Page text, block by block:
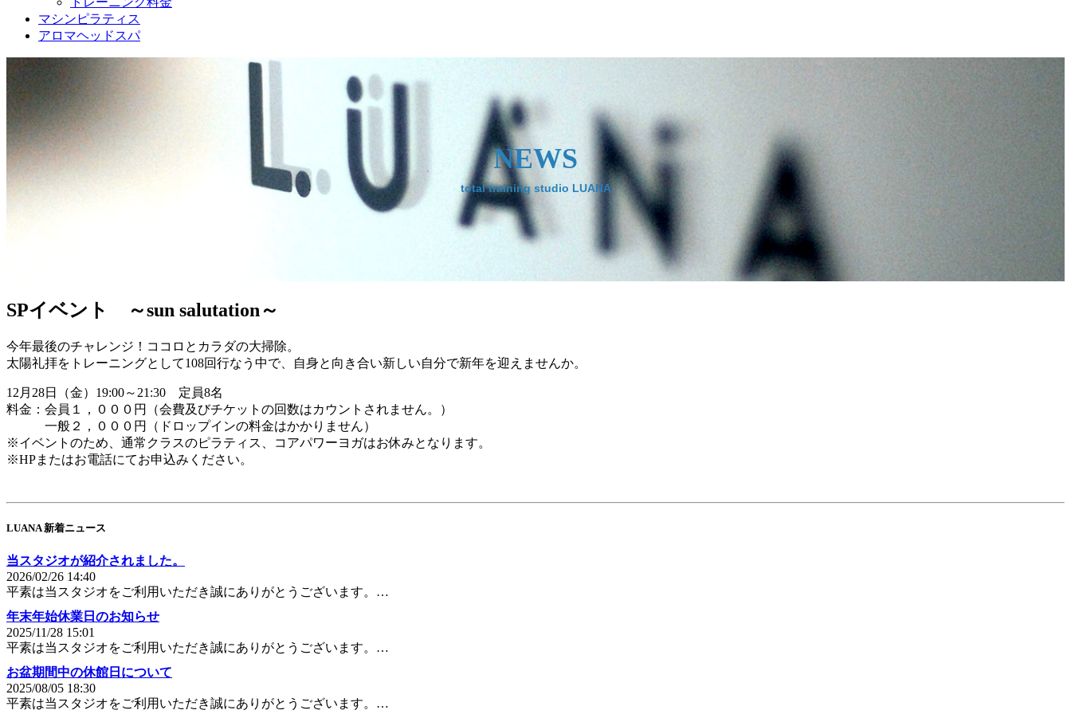
マシンピラティス
アロマヘッドスパ
NEWS
total training studio LUANA
SPイベント ～sun salutation～
今年最後のチャレンジ！ココロとカラダの大掃除。
太陽礼拝をトレーニングとして108回行なう中で、自身と向き合い新しい自分で新年を迎えませんか。
12月28日（金）19:00～21:30 定員8名
料金：会員１，０００円（会費及びチケットの回数はカウントされません。）
一般２，０００円（ドロップインの料金はかかりません）
※イベントのため、通常クラスのピラティス、コアパワーヨガはお休みとなります。
※HPまたはお電話にてお申込みください。
LUANA 新着ニュース
当スタジオが紹介されました。
2026/02/26 14:40
平素は当スタジオをご利用いただき誠にありがとうございます。…
年末年始休業日のお知らせ
2025/11/28 15:01
平素は当スタジオをご利用いただき誠にありがとうございます。…
お盆期間中の休館日について
2025/08/05 18:30
平素は当スタジオをご利用いただき誠にありがとうございます。…